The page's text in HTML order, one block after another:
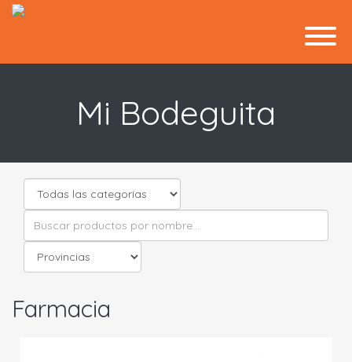
Mi Bodeguita
Farmacia